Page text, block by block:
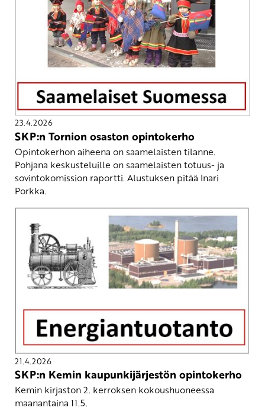
23.4.2026
SKP:n Tornion osaston opintokerho
Opintokerhon aiheena on saamelaisten tilanne.
Pohjana keskusteluille on saamelaisten totuus- ja
sovintokomission raportti. Alustuksen pitää Inari
Porkka.
21.4.2026
SKP:n Kemin kaupunkijärjestön opintokerho
Kemin kirjaston 2. kerroksen kokoushuoneessa
maanantaina 11.5.